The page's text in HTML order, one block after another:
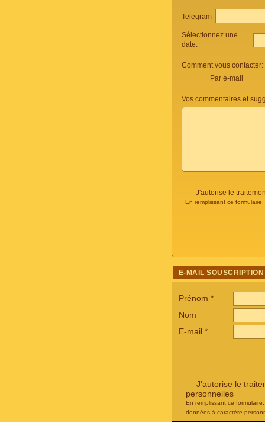
Telegram
Sélectionnez une
date:
Comment vous contacter:
Par e-mail
Vos commentaires et
J'autorise le
En remplissant ce
E-MAIL SOUSCRIPTION
Prénom *
Nom
E-mail *
J'autorise le
personnelles
En remplissant ce
données à caractère